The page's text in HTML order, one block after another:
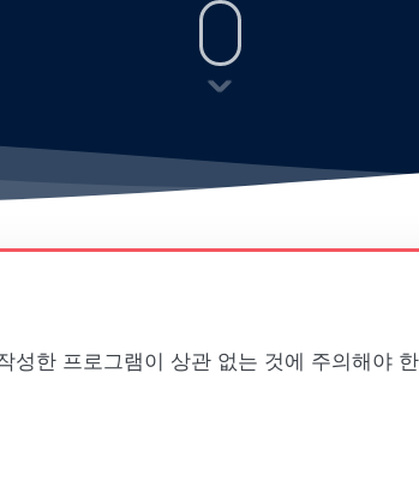
성한 프로그램이 상관 없는 것에 주의해야